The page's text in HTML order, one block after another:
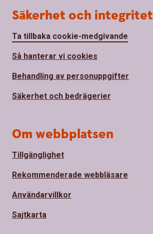
Säkerhet och integritet
Ta tillbaka cookie-medgivande
Så hanterar vi cookies
Behandling av personuppgifter
Säkerhet och bedrägerier
Om webbplatsen
Tillgänglighet
Rekommenderade webbläsare
Användarvillkor
Sajtkarta